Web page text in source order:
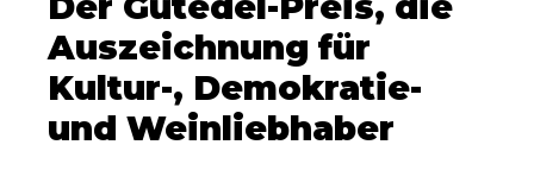
Auszeichnung für
Kultur-, Demokratie-
und Weinliebhaber